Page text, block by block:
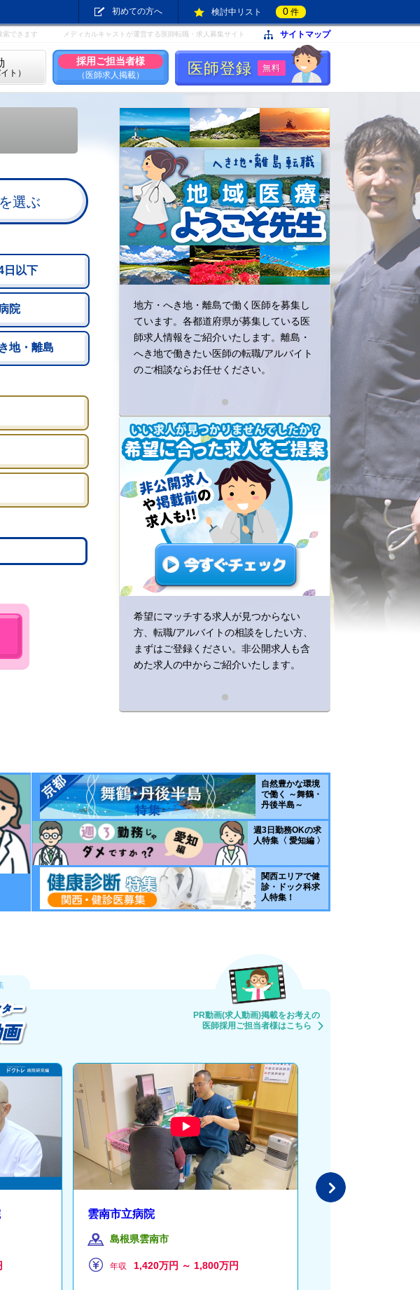
初めての方へ 検討中リスト 0 件
索できます メディカルキャストが運営する医師転職・求人募集サイト サイトマップ
ト）
採用ご担当者様
（医師求人掲載） 医師登録 無料
を選ぶ
日以下
院
地・離島
で働く医師を募集し
県が募集している医
いたします。離島・
師の転職/アルバイト
ください。
地方・へき地・離島で働く医師を募集し
ています。各都道府県が募集している医
師求人情報をご紹介いたします。離島・
へき地で働きたい医師の転職/アルバイト
のご相談ならお任せください。
地方・へき地・
ています。各都
師求人情報をご
へき地で働きた
のご相談ならお
希望にマッチする求人が見つからない
方、転職/アルバイトの相談をしたい方、
まずはご登録ください。非公開求人も含
めた求人の中からご紹介いたします。
自然豊かな環境
で働く ～舞鶴・
丹後半島～
週3日勤務OKの求
人特集〈 愛知編 〉
関西エリアで健
診・ドック科求
人特集！
PR動画(求人動画)掲載をお考えの
医師採用ご担当者様はこちら
雲南市立病院
島根県雲南市
年収 1,420万円 ～ 1,800万円